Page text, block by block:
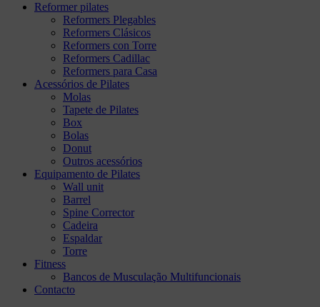
Reformer pilates
Reformers Plegables
Reformers Clásicos
Reformers con Torre
Reformers Cadillac
Reformers para Casa
Acessórios de Pilates
Molas
Tapete de Pilates
Box
Bolas
Donut
Outros acessórios
Equipamento de Pilates
Wall unit
Barrel
Spine Corrector
Cadeira
Espaldar
Torre
Fitness
Bancos de Musculação Multifuncionais
Contacto